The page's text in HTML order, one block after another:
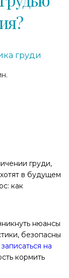
груди
груди,
в будущем
как
нюансы
безопасны
записаться на
кормить